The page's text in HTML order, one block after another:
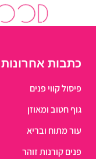
כתבות אחרונות
פיסול קווי פנים
גוף חטוב ומאוזן
עור מתוח ובריא
פנים קורנות זוהר